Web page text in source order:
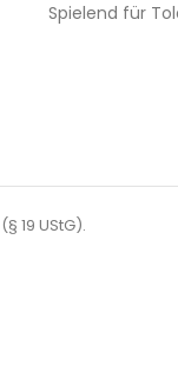
Spielend für
19 UStG).